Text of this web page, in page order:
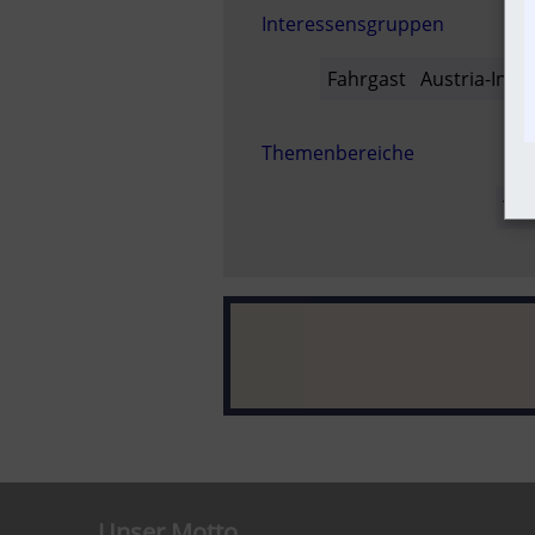
Interessensgruppen
Fahrgast Austria-In-
Themenbereiche